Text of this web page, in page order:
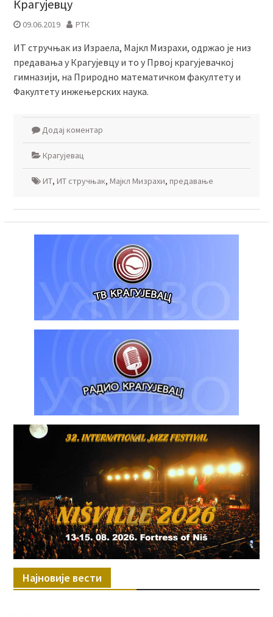
Крагујевцу
09.06.2019 РТК
ИТ стручњак из Израела, Мајкл Мизрахи, одржао је низ
предавања у Крагујевцу и то у Првој крагујевачкој
гимназији, на Природно математичком факултету и
Факултету инжењерских наука.
Додај коментар
Крагујевац
ИТ, ИТ стручњак, Мајкл Мизрахи, предавање
Најновије вести